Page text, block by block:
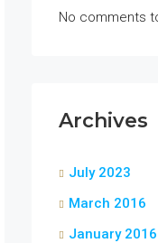
No comments
Archives
July 2023
March 2016
January 2016